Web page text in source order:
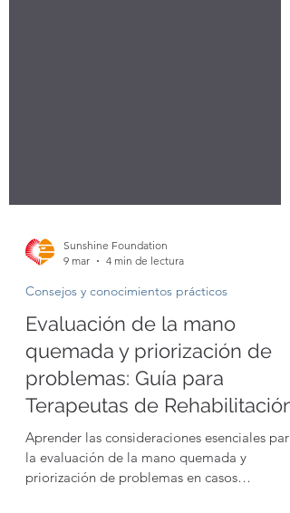
Sunshine Foundation
Consejos y conocimientos prácticos
Evaluación de la mano
quemada y priorización de
problemas: Guía para
Terapeutas de Rehabilitación
Aprender las consideraciones esenciales para